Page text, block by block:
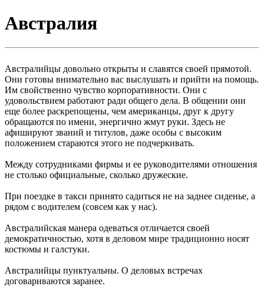
Австралия
Австралийцы довольно открыты и славятся своей прямотой.
Они готовы внимательно вас выслушать и прийти на помощь.
Им свойственно чувство корпоративности. Они с
удовольствием работают ради общего дела. В общении они
еще более раскрепощены, чем американцы, друг к другу
обращаются по имени, энергично жмут руки. Здесь не
афишируют званий и титулов, даже особы с высоким
положением стараются этого не подчеркивать.
Между сотрудниками фирмы и ее руководителями отношения
не столько официальные, сколько дружеские.
При поездке в такси принято садиться не на заднее сиденье, а
рядом с водителем (совсем как у нас).
Австралийская манера одеваться отличается своей
демократичностью, хотя в деловом мире традиционно носят
костюмы и галстуки.
Австралийцы пунктуальны. О деловых встречах
договариваются заранее.